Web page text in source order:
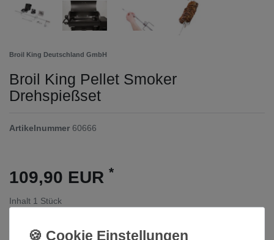
Broil King Deutschland GmbH
Broil King Pellet Smoker
Drehspießset
Artikelnummer 60666
109,90 EUR *
Inhalt 1 Stück
Sofort versandfertig, Lieferzeit 48h